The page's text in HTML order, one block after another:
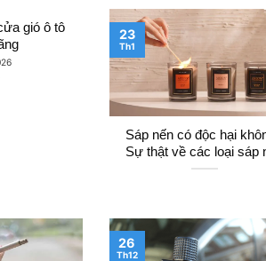
gió ô tô
Sáp nến có độc hại
Sự thật về các loại sáp
23
Th1
26
Th12